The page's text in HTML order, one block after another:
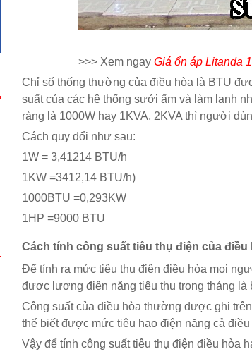
>>> Xem ngay Giá ổn áp Litanda
Chỉ số thống thường của điều hòa là BTU
suất của các hệ thống sưởi ấm và làm lạnh
ràng là 1000W hay 1KVA, 2KVA thì người
Cách quy đổi như sau:
1W = 3,41214 BTU/h
1KW =3412,14 BTU/h)
1000BTU =0,293KW
1HP =9000 BTU
Cách tính công suất tiêu thụ điện của điều
Để tính ra mức tiêu thụ điện điều hòa mọi
được lượng điện năng tiêu thụ trong tháng là
Công suất của điều hòa thường được ghi
thể biết được mức tiêu hao điện năng cả
Vậy để tính công suất tiêu thụ điện điều hòa
90v Model 10K...
5.500.000₫
6.690.000₫